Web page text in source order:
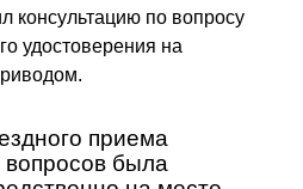
консультацию по вопросу
удостоверения на
приема
была